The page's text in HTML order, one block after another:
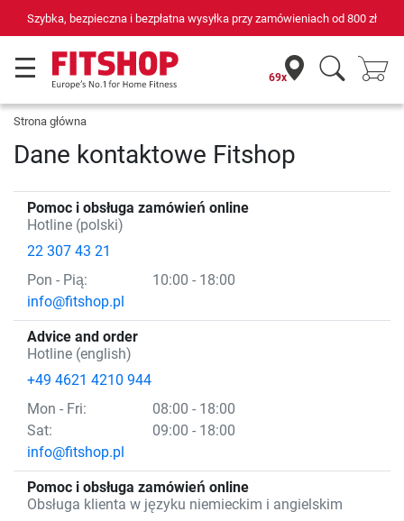
Szybka, bezpieczna i bezpłatna wysyłka przy zamówieniach od 800 zł
69x
Strona główna
Dane kontaktowe Fitshop
Pomoc i obsługa zamówień online
Hotline (polski)
22 307 43 21
Pon - Pią:
10:00 - 18:00
info@fitshop.pl
Advice and order
Hotline (english)
+49 4621 4210 944
Mon - Fri:
08:00 - 18:00
Sat:
09:00 - 18:00
info@fitshop.pl
Pomoc i obsługa zamówień online
Obsługa klienta w języku niemieckim i angielskim